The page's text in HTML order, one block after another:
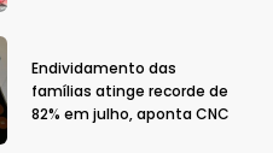
Endividamento das
famílias atinge recorde de
82% em julho, aponta CNC